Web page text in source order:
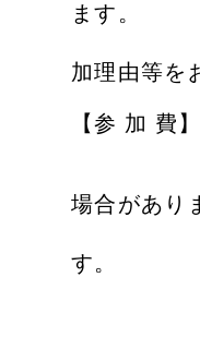
ます。
加理由等を
【参 加
場合があり
す。